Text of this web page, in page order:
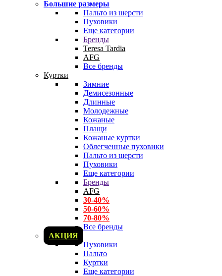
Большие размеры
Пальто из шерсти
Пуховики
Еще категории
Бренды
Teresa Tardia
AFG
Все бренды
Куртки
Зимние
Демисезонные
Длинные
Молодежные
Кожаные
Плащи
Кожаные куртки
Облегченные пуховики
Пальто из шерсти
Пуховики
Еще категории
Бренды
AFG
30-40%
50-60%
70-80%
Все бренды
АКЦИЯ
Пуховики
Пальто
Куртки
Еще категории